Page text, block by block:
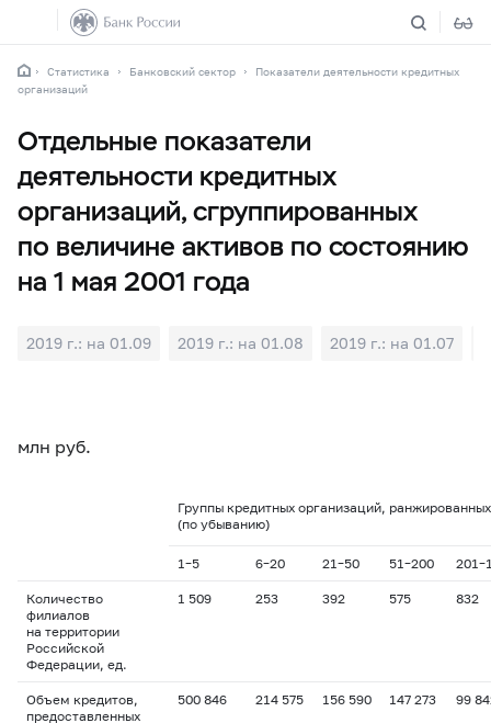
Статистика Банковский сектор
Показатели деятельности кредитных
организаций
Отдельные показатели
деятельности кредитных
организаций, сгруппированных
по величине активов по состоянию
на 1 мая 2001 года
2019 г.: на 01.09 2019 г.: на 01.08 2019 г.: на 01.07
млн руб.
Группы кредитных организаций,
(по убыванию)
1–5 6–20 21–50 51–200
Количество
филиалов
на территории
Российской
Федерации, ед.
1 509 253 392 575 832
Объем кредитов,
предоставленных
500 846 214 575 156 590 147 273 99